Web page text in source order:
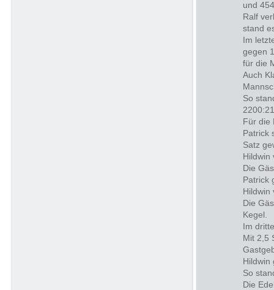
und
Ralf
stand
Im
gegen
für die
Auch
So
Für die
Patrick
Satz
Hildwin
Die
Patrick
Hildwin
Die
Kegel.
Im
Mit 2,5
Hildwin
So
Die